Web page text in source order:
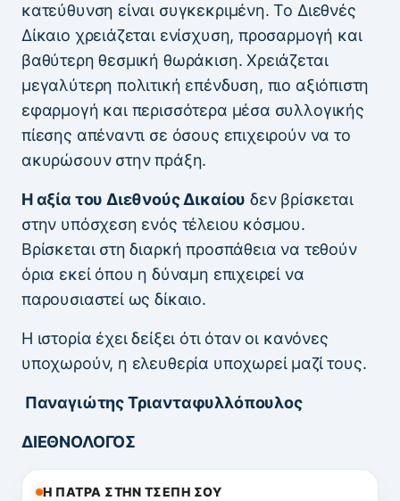
κατεύθυνση είναι συγκεκριμένη. Το Διεθνές
Δίκαιο χρειάζεται ενίσχυση, προσαρμογή και
βαθύτερη θεσμική θωράκιση. Χρειάζεται
μεγαλύτερη πολιτική επένδυση, πιο αξιόπιστη
εφαρμογή και περισσότερα μέσα συλλογικής
πίεσης απέναντι σε όσους επιχειρούν να το
ακυρώσουν στην πράξη.
Η αξία του Διεθνούς Δικαίου δεν βρίσκεται
στην υπόσχεση ενός τέλειου κόσμου.
Βρίσκεται στη διαρκή προσπάθεια να τεθούν
όρια εκεί όπου η δύναμη επιχειρεί να
παρουσιαστεί ως δίκαιο.
Η ιστορία έχει δείξει ότι όταν οι κανόνες
υποχωρούν, η ελευθερία υποχωρεί μαζί τους.
Παναγιώτης Τριανταφυλλόπουλος
ΔΙΕΘΝΟΛΟΓΟΣ
Η ΠΑΤΡΑ ΣΤΗΝ ΤΣΕΠΗ ΣΟΥ